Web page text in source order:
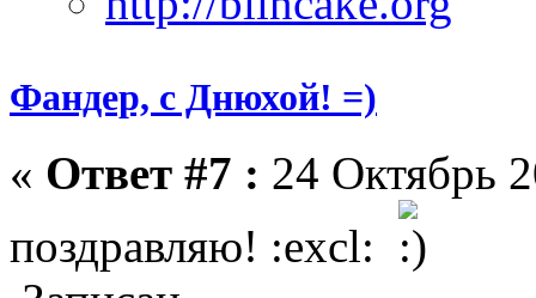
Фандер, с Днюхой! =)
« Ответ #7 : 24 Октябрь
поздравляю! :excl: